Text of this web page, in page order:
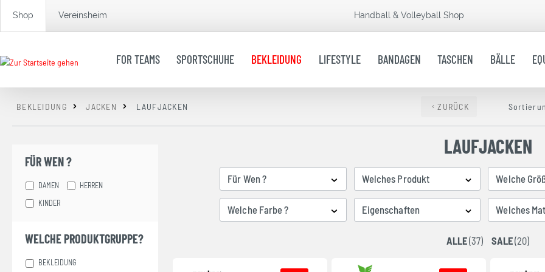
Zur Hauptnavigation springen
Shop Vereinsheim Handball & Volleyball Shop
FOR TEAMS SPORTSCHUHE BEKLEIDUNG LIFESTYLE BANDAGEN TASCHEN BÄLLE
ZURÜCK
BEKLEIDUNG JACKEN LAUFJACKEN
FÜR WEN ?
DAMEN HERREN
KINDER
WELCHE PRODUKTGRUPPE?
BEKLEIDUNG
LAUFJACKEN
Für Wen ? Welches Produkt Welche
Welche Farbe ? Eigenschaften Welches
ALLE(37) SALE(20)